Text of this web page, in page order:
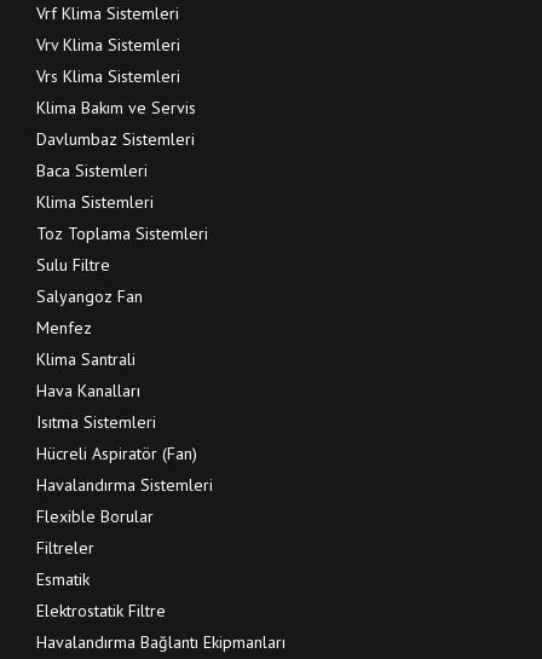
Vrf Klima Sistemleri
Vrv Klima Sistemleri
Vrs Klima Sistemleri
Klima Bakım ve Servis
Davlumbaz Sistemleri
Baca Sistemleri
Klima Sistemleri
Toz Toplama Sistemleri
Sulu Filtre
Salyangoz Fan
Menfez
Klima Santrali
Hava Kanalları
Isıtma Sistemleri
Hücreli Aspiratör (Fan)
Havalandırma Sistemleri
Flexible Borular
Filtreler
Esmatik
Elektrostatik Filtre
Havalandırma Bağlantı Ekipmanları